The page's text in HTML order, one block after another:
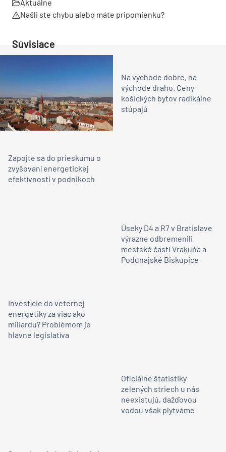
Aktuálne
Našli ste chybu alebo máte pripomienku?
Súvisiace
Na východe dobre, na
východe draho. Ceny
košických bytov radikálne
stúpajú
Zapojte sa do prieskumu o
zvyšovaní energetickej
efektívnosti v podnikoch
Úseky D4 a R7 v Bratislave
výrazne odbremenili
mestské časti Vrakuňa a
Podunajské Biskupice
Investície do veternej
energetiky za viac ako
miliardu? Problémom je
hlavne legislatíva
Oficiálne štatistiky
zelených striech u nás
neexistujú, dažďovou
vodou však plytváme